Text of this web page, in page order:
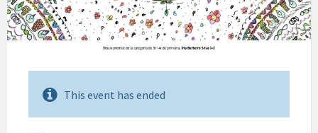
This event has ended